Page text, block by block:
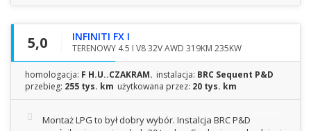
5,0 INFINITI FX I
TERENOWY 4.5 I V8 32V AWD 319KM 235KW
homologacja: F H.U..CZAKRAM. instalacja: BRC Sequent P&D
przebieg: 255 tys. km użytkowana przez: 20 tys. km
Montaż LPG to był dobry wybór. Instalcja BRC P&D